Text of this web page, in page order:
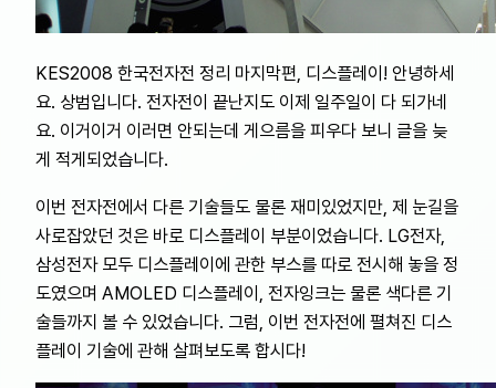
KES2008 한국전자전 정리 마지막편, 디스플레이! 안녕하세
요. 상범입니다. 전자전이 끝난지도 이제 일주일이 다 되가네
요. 이거이거 이러면 안되는데 게으름을 피우다 보니 글을 늦
게 적게되었습니다.
이번 전자전에서 다른 기술들도 물론 재미있었지만, 제 눈길을
사로잡았던 것은 바로 디스플레이 부분이었습니다. LG전자,
삼성전자 모두 디스플레이에 관한 부스를 따로 전시해 놓을 정
도였으며 AMOLED 디스플레이, 전자잉크는 물론 색다른 기
술들까지 볼 수 있었습니다. 그럼, 이번 전자전에 펼쳐진 디스
플레이 기술에 관해 살펴보도록 합시다!